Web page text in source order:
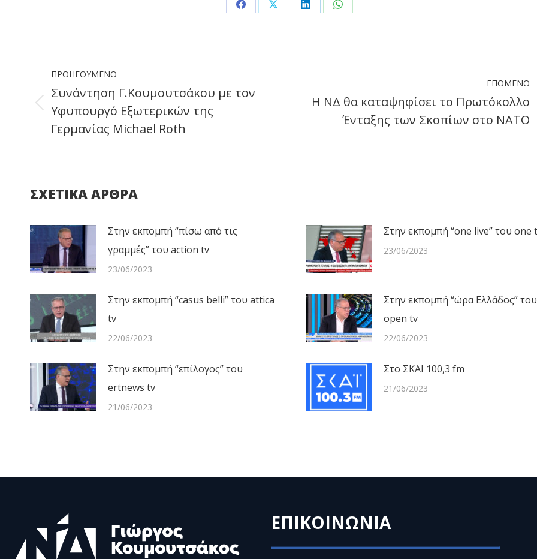
Share Share Share Share
navigation
ΠΡΟΗΓΟΎΜΕΝΟ
Previous
post:
Συνάντηση Γ.Κουμουτσάκου με τον
Υφυπουργό Εξωτερικών της
Γερμανίας Michael Roth
ΕΠΌΜΕΝΟ
Next
Η ΝΔ θα καταψηφίσει το Πρωτόκολλο
Ένταξης των Σκοπίων στο ΝΑΤΟ
ΣΧΕΤΙΚΑ ΑΡΘΡΑ
Στην εκπομπή “πίσω από τις
γραμμές” του action tv
23/06/2023
Στην εκπομπή “one live” του one
23/06/2023
Στην εκπομπή “casus belli” του attica
tv
22/06/2023
Στην εκπομπή “ώρα Ελλάδος” του
open tv
22/06/2023
Στην εκπομπή “επίλογος” του
ertnews tv
21/06/2023
Στο ΣΚΑΙ 100,3 fm
21/06/2023
ΕΠΙΚΟΙΝΩΝΙΑ